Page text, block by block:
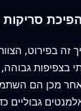
הפיכת סריקות
זה בפירוט,
בצפיפות
מכן הם
גבוליים